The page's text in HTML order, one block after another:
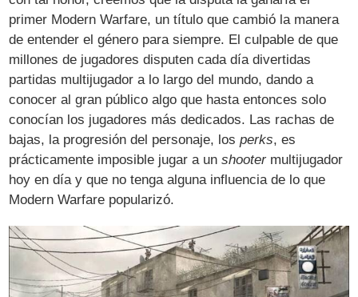
primer Modern Warfare, un título que cambió la manera
de entender el género para siempre. El culpable de que
millones de jugadores disputen cada día divertidas
partidas multijugador a lo largo del mundo, dando a
conocer al gran público algo que hasta entonces solo
conocían los jugadores más dedicados. Las rachas de
bajas, la progresión del personaje, losperks, es
prácticamente imposible jugar a unshootermultijugador
hoy en día y que no tenga alguna influencia de lo que
Modern Warfare popularizó.